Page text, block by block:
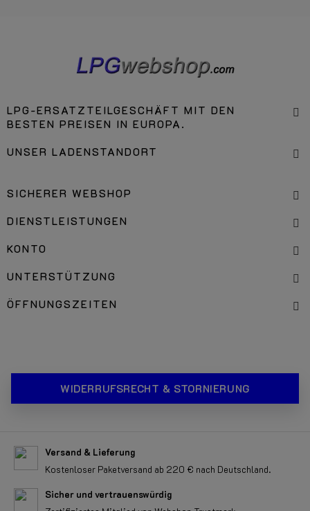
LPG-ERSATZTEILGESCHÄFT MIT DEN
BESTEN PREISEN IN EUROPA.
UNSER LADENSTANDORT
SICHERER WEBSHOP
DIENSTLEISTUNGEN
KONTO
UNTERSTÜTZUNG
ÖFFNUNGSZEITEN
WIDERRUFSRECHT & STORNIERUNG
Versand & Lieferung
Kostenloser Paketversand ab 220 € nach Deutschland.
Sicher und vertrauenswürdig